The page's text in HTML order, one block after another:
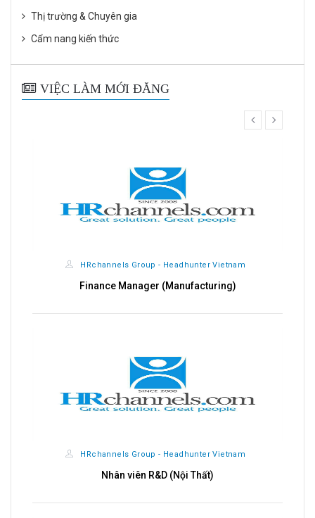
Thị trường & Chuyên gia
Cẩm nang kiến thức
VIỆC LÀM MỚI ĐĂNG
HRchannels Group - Headhunter Vietnam
Finance Manager (Manufacturing)
HRchannels Group - Headhunter Vietnam
Nhân viên R&D (Nội Thất)
prev